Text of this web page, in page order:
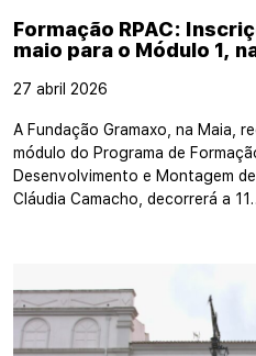
Formação RPAC:
maio para o Módulo 1,
27 abril 2026
A Fundação Gramaxo, na Maia,
módulo do Programa de
Desenvolvimento e Montagem
Cláudia Camacho, decorrerá a